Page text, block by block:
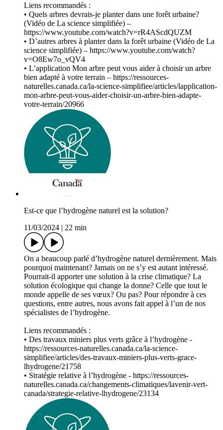
Liens recommandés :
• Quels arbres devrais-je planter dans une forêt urbaine?
(Vidéo de La science simplifiée) –
https://www.youtube.com/watch?v=rR4AScdQUZM
• D’autres arbres à planter dans la forêt urbaine (Vidéo de La
science simplifiée) – https://www.youtube.com/watch?
v=O8Ew7o_vQV4
• L’application Mon arbre peut vous aider à choisir un arbre
bien adapté à votre terrain – https://ressources-
naturelles.canada.ca/la-science-simplifiee/articles/lapplication-
mon-arbre-peut-vous-aider-choisir-un-arbre-bien-adapte-
votre-terrain/20966
Est-ce que l’hydrogène naturel est la solution?
11/03/2024 | 22 min
On a beaucoup parlé d’hydrogène naturel dernièrement. Mais
pourquoi maintenant? Jamais on ne s’y est autant intéressé.
Pourrait-il apporter une solution à la crise climatique? La
solution écologique qui change la donne? Celle que tout le
monde appelle de ses vœux? Ou pas? Pour répondre à ces
questions, entre autres, nous avons fait appel à l’un de nos
spécialistes de l’hydrogène.
Liens recommandés :
• Des travaux miniers plus verts grâce à l’hydrogène -
https://ressources-naturelles.canada.ca/la-science-
simplifiee/articles/des-travaux-miniers-plus-verts-grace-
lhydrogene/21758
• Stratégie relative à l’hydrogène - https://ressources-
naturelles.canada.ca/changements-climatiques/lavenir-vert-
canada/strategie-relative-lhydrogene/23134